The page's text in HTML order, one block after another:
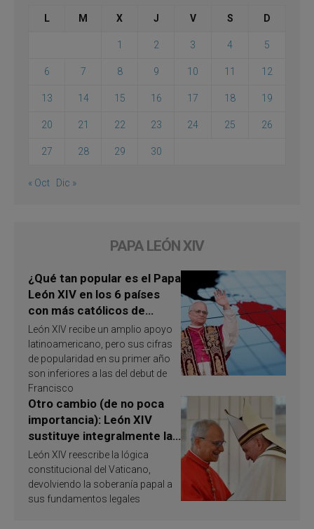
L M X J V S D
1 2 3 4 5
6 7 8 9 10 11 12
13 14 15 16 17 18 19
20 21 22 23 24 25 26
27 28 29 30
« Oct Dic »
PAPA LEÓN XIV
¿Qué tan popular es el Papa
León XIV en los 6 países
con más católicos de
América Latina en 2026?
Publican resultados de
investigación
León XIV recibe un amplio apoyo
latinoamericano, pero sus cifras
de popularidad en su primer año
son inferiores a las del debut de
Francisco
Otro cambio (de no poca
importancia): León XIV
sustituye integralmente la
ley vaticana de Papa
Francisco
León XIV reescribe la lógica
constitucional del Vaticano,
devolviendo la soberanía papal a
sus fundamentos legales